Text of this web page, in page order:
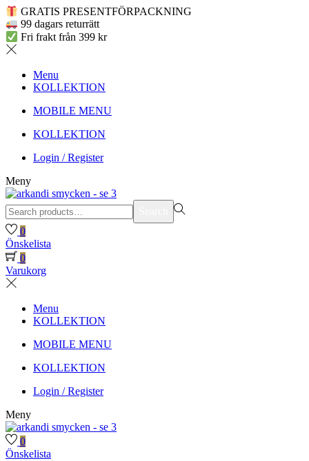
GRATIS PRESENTFÖRPACKNING
99 dagars returrätt
Fri frakt från 399 kr
Menu
KOLLEKTION
MOBILE MENU
KOLLEKTION
Login / Register
Meny
Search
for:>
0
Önskelista
0
Varukorg
Menu
KOLLEKTION
MOBILE MENU
KOLLEKTION
Login / Register
Meny
0
Önskelista